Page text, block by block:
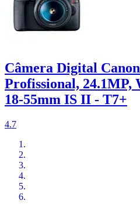
Câmera Digital
Profissional, 24.1MP,
18-55mm IS II - T7+
4.7